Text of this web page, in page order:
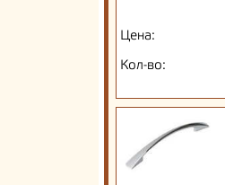
Цена:
Кол-во: